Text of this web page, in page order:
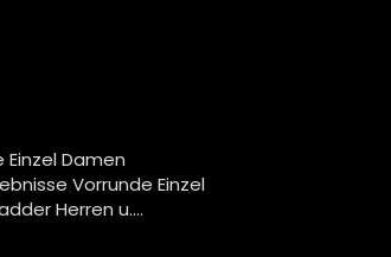
Damen
Vorrunde Einzel
Herren u....